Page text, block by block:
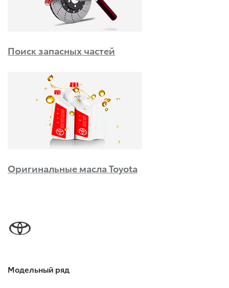
Поиск запасных частей
Оригинальные масла Toyota
Модельный ряд